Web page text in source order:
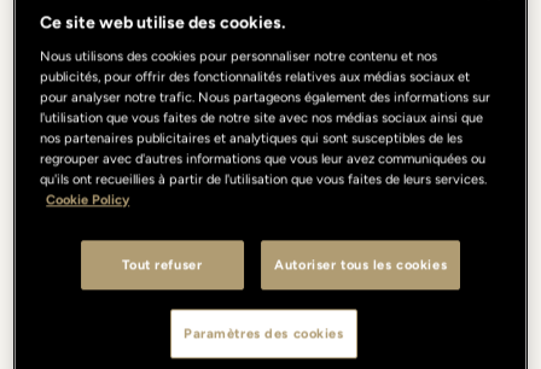
Ce site web utilise des cookies.
Nous utilisons des cookies pour personnaliser notre contenu et nos
publicités, pour offrir des fonctionnalités relatives aux médias sociaux et
pour analyser notre trafic. Nous partageons également des informations sur
l'utilisation que vous faites de notre site avec nos médias sociaux ainsi que
nos partenaires publicitaires et analytiques qui sont susceptibles de les
regrouper avec d'autres informations que vous leur avez communiquées ou
qu'ils ont recueillies à partir de l'utilisation que vous faites de leurs services.
Cookie Policy
Tout refuser Autoriser tous les cookies
Paramètres des cookies